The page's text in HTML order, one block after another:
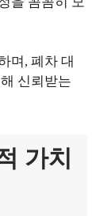
며, 폐차 대
신뢰받는
가치